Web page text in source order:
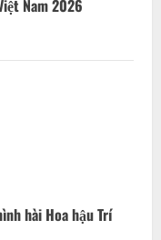
Nam 2026
hài Hoa hậu Trí